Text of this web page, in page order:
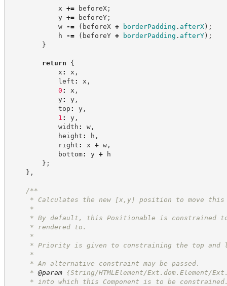
x += beforeX;
y += beforeY;
w
-= ( beforeX + borderPadding . afterX) ;
h
-= ( beforeY + borderPadding . afterY) ;
}
return
{
x : x ,
left : x ,
0 : x ,
y: y,
top : y,
1 : y,
width : w,
height : h ,
right : x + w,
bottom: y + h
} ;
} ,
/**
* Calculates the new [x,y] position to move this
*
* By default, this Positionable is constrained to
* rendered to.
*
* Priority is given to constraining the top and
*
* An alternative constraint may be passed.
* @param {String/HTMLElement/Ext.dom.Element/
* into which this Component is to be